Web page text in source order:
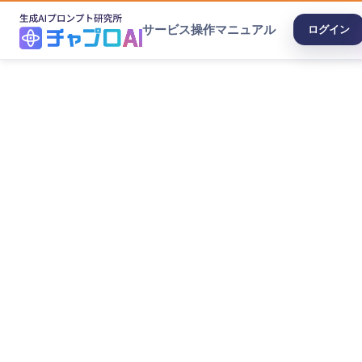
サービス操作マニュアル ログイン